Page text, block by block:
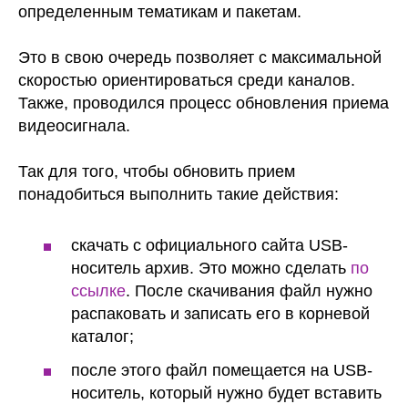
определенным тематикам и пакетам.
Это в свою очередь позволяет с максимальной
скоростью ориентироваться среди каналов.
Также, проводился процесс обновления приема
видеосигнала.
Так для того, чтобы обновить прием
понадобиться выполнить такие действия:
скачать с официального сайта USB-
носитель архив. Это можно сделать по
ссылке. После скачивания файл нужно
распаковать и записать его в корневой
каталог;
после этого файл помещается на USB-
носитель, который нужно будет вставить